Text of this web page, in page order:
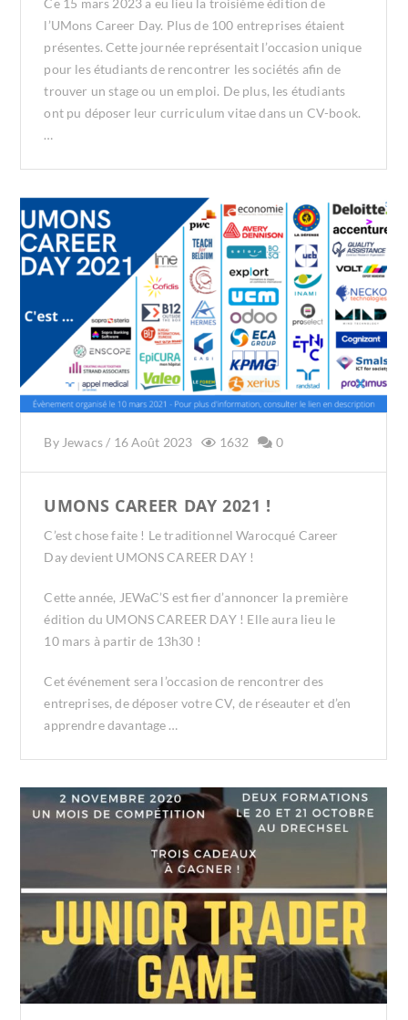
Ce 15 mars 2023 a eu lieu la troisième édition de
l’UMons Career Day. Plus de 100 entreprises étaient
présentes. Cette journée représentait l’occasion unique
pour les étudiants de rencontrer les sociétés afin de
trouver un stage ou un emploi. De plus, les étudiants
ont pu déposer leur curriculum vitae dans un CV-book.
…
ByJewacs/ 16 Août 2023 1632 0
UMONS CAREER DAY 2021 !
C’est chose faite ! Le traditionnel Warocqué Career
Day devient UMONS CAREER DAY !
Cette année, JEWaC’S est fier d’annoncer la première
édition du UMONS CAREER DAY ! Elle aura lieu le
10 mars à partir de 13h30 !
Cet événement sera l’occasion de rencontrer des
entreprises, de déposer votre CV, de réseauter et d’en
apprendre davantage …